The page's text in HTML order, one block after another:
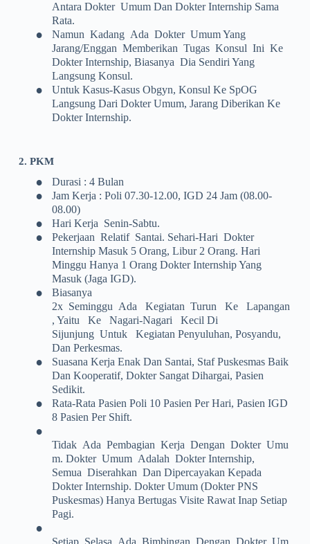
Antara Dokter Umum Dan Dokter Internship Sama
Rata.
•
Namun Kadang Ada Dokter Umum Yang
Jarang/enggan Memberikan Tugas Konsul Ini Ke
Dokter Internship, Biasanya Dia Sendiri Yang
Langsung Konsul.
•
Untuk Kasus-Kasus Obgyn, Konsul Ke SpOG
Langsung Dari Dokter Umum, Jarang Diberikan Ke
Dokter Internship.
2. PKM
• Durasi : 4 Bulan
•
Jam Kerja : Poli 07.30-12.00, IGD 24 Jam (08.00-
08.00)
• Hari Kerja Senin-Sabtu.
•
Pekerjaan Relatif Santai. Sehari-Hari Dokter
Internship Masuk 5 Orang, Libur 2 Orang. Hari
Minggu Hanya 1 Orang Dokter Internship Yang
Masuk (jaga IGD).
•
Biasanya
2x Seminggu Ada Kegiatan Turun Ke Lapangan
, Yaitu Ke Nagari-Nagari Kecil Di
Sijunjung Untuk Kegiatan Penyuluhan, Posyandu,
Dan Perkesmas.
•
Suasana Kerja Enak Dan Santai, Staf Puskesmas Baik
Dan Kooperatif, Dokter Sangat Dihargai, Pasien
Sedikit.
•
Rata-Rata Pasien Poli 10 Pasien Per Hari, Pasien IGD
8 Pasien Per Shift.
•
Tidak Ada Pembagian Kerja Dengan Dokter Umu
M. Dokter Umum Adalah Dokter Internship,
Semua Diserahkan Dan Dipercayakan Kepada
Dokter Internship. Dokter Umum (dokter PNS
Puskesmas) Hanya Bertugas Visite Rawat Inap Setiap
Pagi.
•